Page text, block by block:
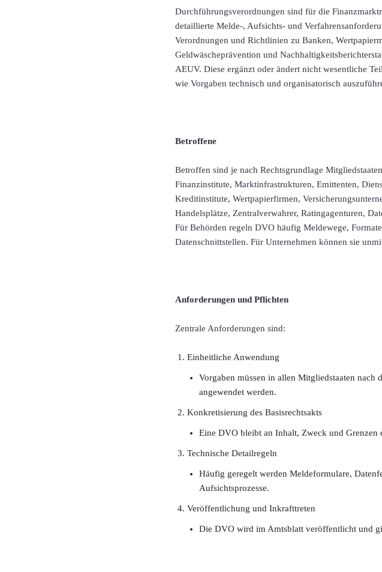
Durchführungsverordnungen sind für die
detaillierte Melde-, Aufsichts- und
Verordnungen und Richtlinien zu Banken,
Geldwäscheprävention und
AEUV. Diese ergänzt oder ändert nicht wesentliche
wie Vorgaben technisch und organisatorisch
Betroffene
Betroffen sind je nach Rechtsgrundlage
Finanzinstitute, Marktinfrastrukturen, Emittenten,
Kreditinstitute, Wertpapierfirmen,
Handelsplätze, Zentralverwahrer, Ratingagenturen,
Für Behörden regeln DVO häufig Meldewege,
Datenschnittstellen. Für Unternehmen können sie
Anforderungen und Pflichten
Zentrale Anforderungen sind:
Einheitliche Anwendung
Vorgaben müssen in allen Mitgliedstaaten nach
angewendet werden.
Konkretisierung des Basisrechtsakts
Eine DVO bleibt an Inhalt, Zweck und Grenzen
Technische Detailregeln
Häufig geregelt werden Meldeformulare,
Aufsichtsprozesse.
Veröffentlichung und Inkrafttreten
Die DVO wird im Amtsblatt veröffentlicht und